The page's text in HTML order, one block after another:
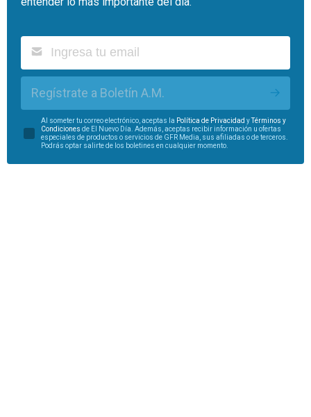
Regístrate a Boletín A.M.
Al someter tu correo electrónico, aceptas la Política de Privacidad yTérminos y
Condiciones de El Nuevo Día. Además, aceptas recibir información u ofertas
especiales de productos o servicios de GFR Media, sus afiliadas o de terceros.
Podrás optar salirte de los boletines en cualquier momento.